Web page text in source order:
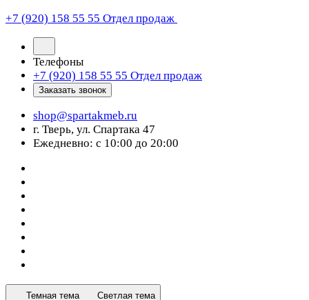
+7 (920) 158 55 55 Отдел продаж
Телефоны
+7 (920) 158 55 55 Отдел продаж
Заказать звонок
shop@spartakmeb.ru
г. Тверь, ул. Спартака 47
Ежедневно: с 10:00 до 20:00
Темная тема Светлая тема